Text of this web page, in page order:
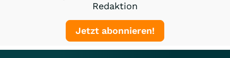
Redaktion
Jetzt abonnieren!